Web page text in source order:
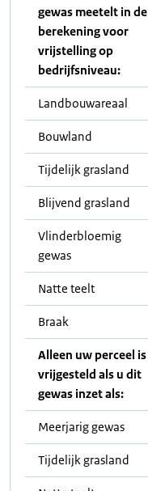
gewas meetelt in de
berekening voor
vrijstelling op
bedrijfsniveau:
Landbouwareaal
Bouwland
Tijdelijk grasland
Blijvend grasland
Vlinderbloemig
gewas
Natte teelt
Braak
Alleen uw perceel is
vrijgesteld als u dit
gewas inzet als:
Meerjarig gewas
Tijdelijk grasland